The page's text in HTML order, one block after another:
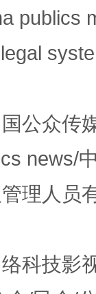
publics
公众传
news/
理人员
科技影